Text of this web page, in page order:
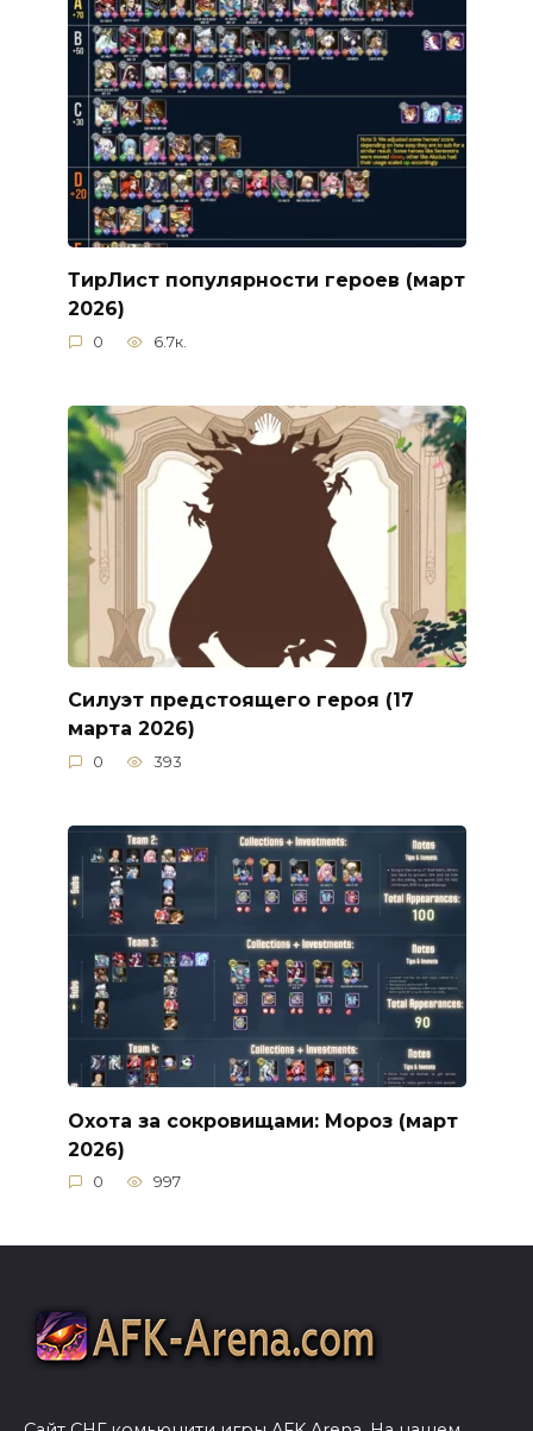
ТирЛист популярности героев (март
2026)
0 6.7к.
Силуэт предстоящего героя (17
марта 2026)
0 393
Охота за сокровищами: Мороз (март
2026)
0 997